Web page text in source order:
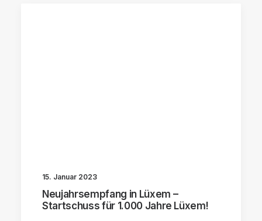
15. Januar 2023
Neujahrsempfang in Lüxem –
Startschuss für 1.000 Jahre Lüxem!